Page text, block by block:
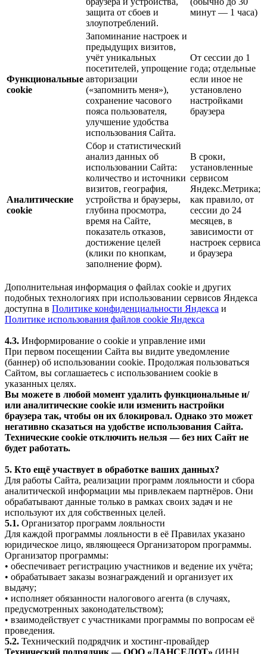
защита от сбоев и
злоупотреблений.
минут — 1 часа)
Функциональные
cookie
Запоминание настроек и
предыдущих визитов,
учёт уникальных
посетителей, упрощение
авторизации
(«запомнить меня»),
сохранение часового
пояса пользователя,
улучшение удобства
использования Сайта.
От сессии до 1
года; отдельные
если иное не
установлено
настройками
браузера
Аналитические
cookie
Сбор и статистический
анализ данных об
использовании Сайта:
количество и источники
визитов, география,
устройства и браузеры,
глубина просмотра,
время на Сайте,
показатель отказов,
достижение целей
(клики по кнопкам,
заполнение форм).
В сроки,
установленные
сервисом
Яндекс.Метрика;
как правило, от
сессии до 24
месяцев, в
зависимости от
настроек сервиса
и браузера
Дополнительная информация о файлах cookie и других
подобных технологиях при использовании сервисов Яндекса
доступна в Политике конфиденциальности Яндекса и
Политике использования файлов cookie Яндекса
4.3. Информирование о cookie и управление ими
При первом посещении Сайта вы видите уведомление
(баннер) об использовании cookie. Продолжая пользоваться
Сайтом, вы соглашаетесь с использованием cookie в
указанных целях.
Вы можете в любой момент удалить функциональные и/
или аналитические cookie или изменить настройки
браузера так, чтобы он их блокировал. Однако это может
негативно сказаться на удобстве использования Сайта.
Технические cookie отключить нельзя — без них Сайт не
будет работать.
5. Кто ещё участвует в обработке ваших данных?
Для работы Сайта, реализации программ лояльности и сбора
аналитической информации мы привлекаем партнёров. Они
обрабатывают данные только в рамках своих задач и не
используют их для собственных целей.
5.1. Организатор программ лояльности
Для каждой программы лояльности в её Правилах указано
юридическое лицо, являющееся Организатором программы.
Организатор программы:
• обеспечивает регистрацию участников и ведение их учёта;
• обрабатывает заказы вознаграждений и организует их
выдачу;
• исполняет обязанности налогового агента (в случаях,
предусмотренных законодательством);
• взаимодействует с участниками программы по вопросам её
проведения.
5.2. Технический подрядчик и хостинг-провайдер
Технический подрядчик — ООО «ЛАНСЕЛОТ» (ИНН